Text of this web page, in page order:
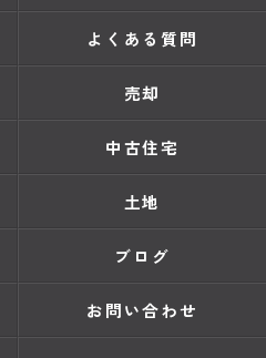
よくある質問
売却
中古住宅
土地
ブログ
お問い合わせ